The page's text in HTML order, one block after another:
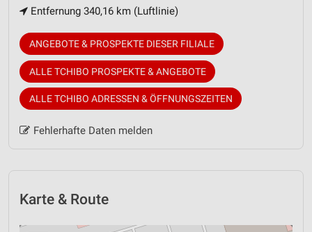
Entfernung 340,16 km (Luftlinie)
ANGEBOTE & PROSPEKTE DIESER FILIALE
ALLE TCHIBO PROSPEKTE & ANGEBOTE
ALLE TCHIBO ADRESSEN & ÖFFNUNGSZEITEN
Fehlerhafte Daten melden
Karte & Route